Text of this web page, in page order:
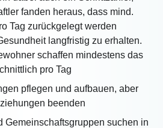
fanden heraus, dass mind.
Tag zurückgelegt werden
langfristig zu erhalten.
schaffen mindestens das
pro Tag
pflegen und aufbauen, aber
beenden
Gemeinschaftsgruppen suchen in